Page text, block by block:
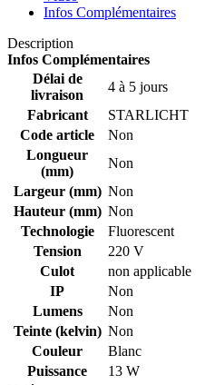
Infos Complémentaires
Description
Infos Complémentaires
Délai de
livraison
4 à 5 jours
Fabricant
STARLICHT
Code article
Non
Longueur
(mm)
Non
Largeur (mm) Non
Hauteur (mm) Non
Technologie
Fluorescent
Tension
220 V
Culot
non applicable
IP
Non
Lumens
Non
Teinte (kelvin) Non
Couleur
Blanc
Puissance
13 W